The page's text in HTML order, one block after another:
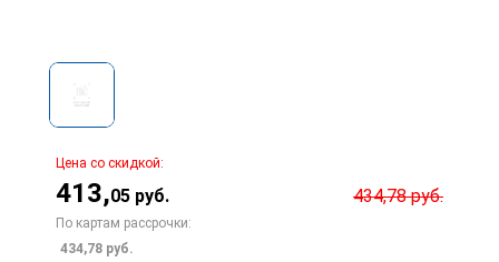
Цена со скидкой:
413,05 руб. 434,78руб.
По картам рассрочки:
434,78 руб.